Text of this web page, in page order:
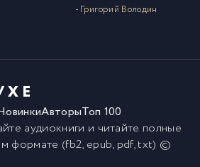
- Григорий Володин
АвторыТоп 100
аудиокниги и читайте полные
формате (fb2, epub, pdf, txt) ©